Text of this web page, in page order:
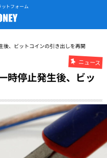
トフォーム
後、ビットコインの引き出しを再開
ニュース
時停止発生後、ビッ